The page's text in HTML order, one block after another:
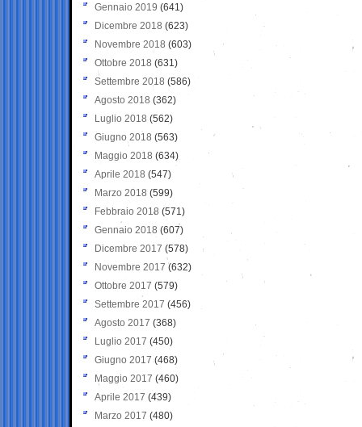
Gennaio 2019 (641)
Dicembre 2018 (623)
Novembre 2018 (603)
Ottobre 2018 (631)
Settembre 2018 (586)
Agosto 2018 (362)
Luglio 2018 (562)
Giugno 2018 (563)
Maggio 2018 (634)
Aprile 2018 (547)
Marzo 2018 (599)
Febbraio 2018 (571)
Gennaio 2018 (607)
Dicembre 2017 (578)
Novembre 2017 (632)
Ottobre 2017 (579)
Settembre 2017 (456)
Agosto 2017 (368)
Luglio 2017 (450)
Giugno 2017 (468)
Maggio 2017 (460)
Aprile 2017 (439)
Marzo 2017 (480)